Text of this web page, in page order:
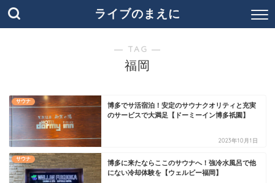
ライブのまえに
― TAG ―
福岡
サウナ
博多でサ活宿泊！安定のサウナクオリティと充実
のサービスで大満足【ドーミーイン博多祇園】
2023年10月1日
サウナ
博多に来たならここのサウナへ！強冷水風呂で他
にない冷却体験を【ウェルビー福岡】